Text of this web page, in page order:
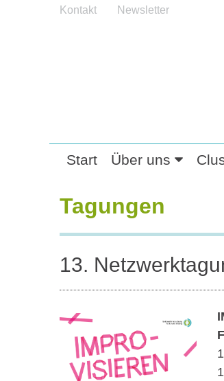
Kontakt Newsletter
Start Über uns
Tagungen
13.